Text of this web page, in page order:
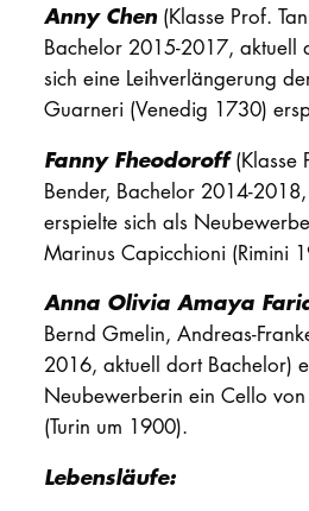
Anny Chen(Klasse Prof.
Bachelor 2015-2017, aktuell
sich eine Leihverlängerung
Guarneri (Venedig 1730)
Fanny Fheodoroff(Klasse
Bender, Bachelor 2014-
erspielte sich als
Marinus Capicchioni (Rimini
Anna Olivia Amaya
Bernd Gmelin, Andreas-
2016, aktuell dort Bachelor)
Neubewerberin ein Cello
(Turin um 1900).
Lebensläufe: